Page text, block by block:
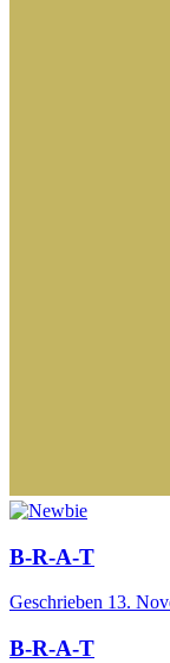
B-R-A-T
Geschrieben 13.
B-R-A-T